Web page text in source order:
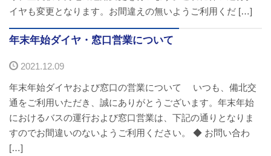
バスパックについて
貸切バス・旅行業
まごころツアー
三次市交通観光センター
企業情報
イヤも変更となります。お間違えの無いようご利用くだ […]
年末年始ダイヤ・窓口営業について
2021.12.09
年末年始ダイヤおよび窓口の営業について いつも、備北交
通をご利用いただき、誠にありがとうございます。年末年始
におけるバスの運行および窓口営業は、下記の通りとなりま
すのでお間違いのないようご利用ください。 ◆ お問い合わ
[…]